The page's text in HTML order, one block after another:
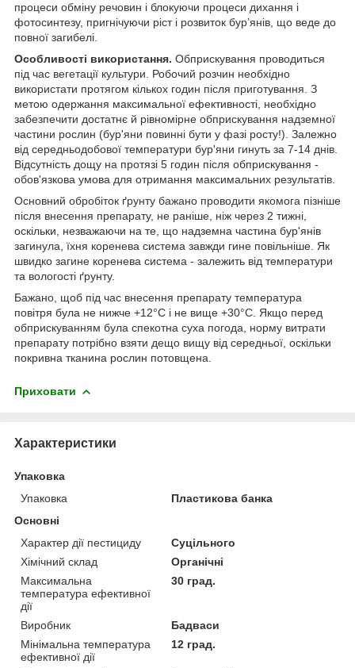
процеси обміну речовин і блокуючи процеси дихання і
фотосинтезу, пригнічуючи ріст і розвиток бур’янів, що веде до
повної загибелі.
Особливості використання. Обприскування проводиться
під час вегетації культури. Робочий розчин необхідно
використати протягом кількох годин після приготування. З
метою одержання максимальної ефективності, необхідно
забезпечити достатнє й рівномірне обприскування надземної
частини рослин (бур'яни повинні бути у фазі росту!). Залежно
від середньодобової температури бур'яни гинуть за 7-14 днів.
Відсутність дощу на протязі 5 годин після обприскування -
обов'язкова умова для отримання максимальних результатів.
Основний обробіток ґрунту бажано проводити якомога пізніше
після внесення препарату, не раніше, ніж через 2 тижні,
оскільки, незважаючи на те, що надземна частина бур'янів
загинула, їхня коренева система завжди гине повільніше. Як
швидко загине коренева система - залежить від температури
та вологості ґрунту.
Бажано, щоб під час внесення препарату температура
повітря була не нижче +12°С і не вище +30°С. Якщо перед
обприскуванням була спекотна суха погода, норму витрати
препарату потрібно взяти дещо вищу від середньої, оскільки
покривна тканина рослин потовщена.
Приховати
Характеристики
Упаковка
Упаковка
Пластикова банка
Основні
Характер дії пестициду
Суцільного
Хімічний склад
Органічні
Максимальна
температура ефективної
дії
30 град.
Виробник
Бадваси
Мінімальна температура
ефективної дії
12 град.